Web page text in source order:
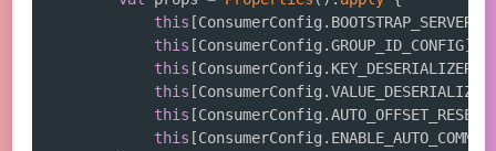
this [ConsumerConfig .
this [ConsumerConfig .GROUP_ID_CONFIG]
this [ConsumerConfig .
this [ConsumerConfig .
this [ConsumerConfig .
this [ConsumerConfig .